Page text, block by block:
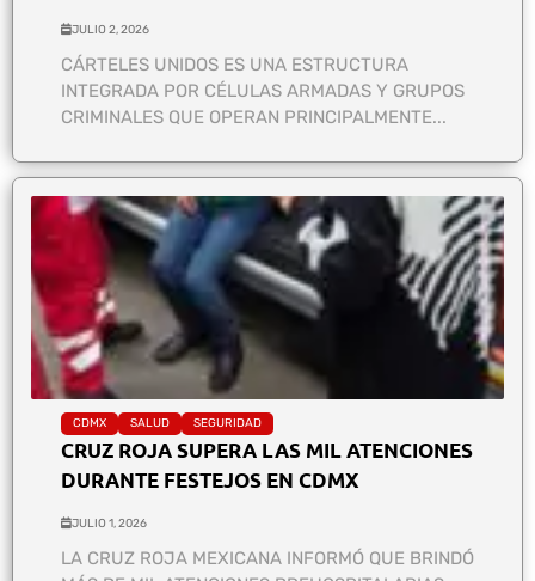
JULIO 2, 2026
CÁRTELES UNIDOS ES UNA ESTRUCTURA
INTEGRADA POR CÉLULAS ARMADAS Y GRUPOS
CRIMINALES QUE OPERAN PRINCIPALMENTE...
CDMX SALUD SEGURIDAD
CRUZ ROJA SUPERA LAS MIL ATENCIONES
DURANTE FESTEJOS EN CDMX
JULIO 1, 2026
LA CRUZ ROJA MEXICANA INFORMÓ QUE BRINDÓ